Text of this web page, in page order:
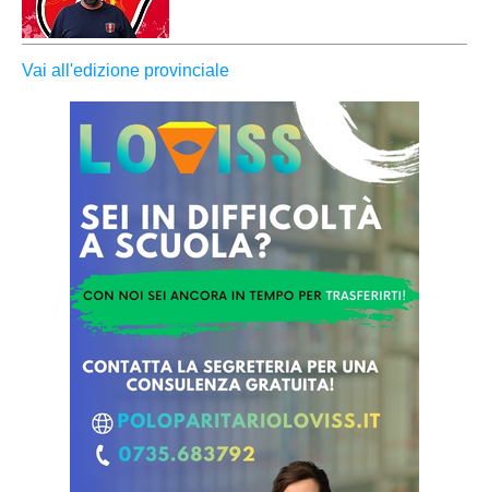
Vai all'edizione provinciale